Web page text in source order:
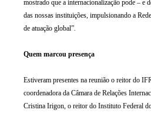
mostrado que a internacionalização pode – e
das nossas instituições, impulsionando a
de atuação global”.
Quem marcou presença
Estiveram presentes na reunião o reitor do
coordenadora da Câmara de Relações
Cristina Irigon, o reitor do Instituto Federal